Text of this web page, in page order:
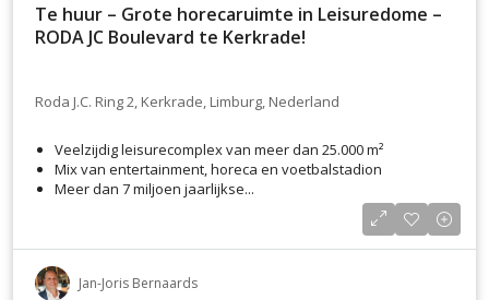
Te huur – Grote horecaruimte in Leisuredome –
RODA JC Boulevard te Kerkrade!
Roda J.C. Ring 2, Kerkrade, Limburg, Nederland
Veelzijdig leisurecomplex van meer dan 25.000 m²
Mix van entertainment, horeca en voetbalstadion
Meer dan 7 miljoen jaarlijkse...
Jan-Joris Bernaards